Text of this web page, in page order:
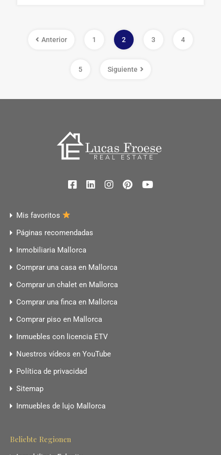
Anterior 1 2 3 4
5 Siguiente
Mis favoritos
Páginas recomendadas
Inmobiliaria Mallorca
Comprar una casa en Mallorca
Comprar un chalet en Mallorca
Comprar una finca en Mallorca
Comprar piso en Mallorca
Inmuebles con licencia ETV
Nuestros vídeos en YouTube
Política de privacidad
Sitemap
Inmuebles de lujo Mallorca
Beliebte Regionen